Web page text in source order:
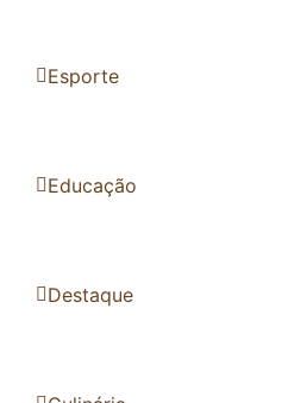
Esporte
Educação
Destaque